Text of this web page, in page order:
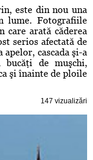
este din nou una
lume. Fotografiile
care arată căderea
serios afectată de
cascada şi-a
bucăţi de muşchi,
şi înainte de ploile
147 vizualizări